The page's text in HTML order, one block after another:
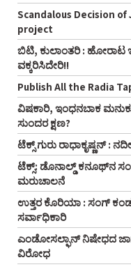
Scandalous Decision of
project
ಬಿಟಿ, ಕುಲಾಂತರಿ : ಹೋರಾಟ
ವಕ್ಕರಿಸಿದೇರಿ!!
Publish All the Radia
ವಿಷಕಾರಿ, ಇಂಧನಬಾಕ
ಸುಂದರ ಕ್ಷಣ?
ಟೆಕ್ಸ್ ಗುರು ರಾಧಾಕೃಷ್ಣನ್ :
ಟೆಕ್ಸ್: ಡೊನಾಲ್ಡ್ ಕನೂಥ್‌ನ
ಮರುಚಾಲನೆ
ಉತ್ತರ ಕೊರಿಯಾ : ಸಂಗ್
ಸರ್ವಾಧಿಕಾರಿ
ಎಂಡೋಸಲ್ಫಾನ್ ನಿಷೇಧದ
ವಿರೋಧ